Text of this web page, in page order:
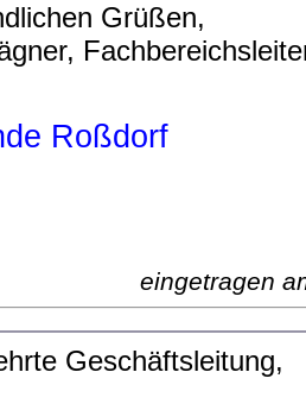
Grüßen,
Roßdorf
eingetragen
Geschäftsleitung,